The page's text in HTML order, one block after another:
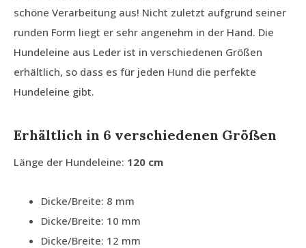
schöne Verarbeitung aus! Nicht zuletzt aufgrund seiner
runden Form liegt er sehr angenehm in der Hand. Die
Hundeleine aus Leder ist in verschiedenen Größen
erhältlich, so dass es für jeden Hund die perfekte
Hundeleine gibt.
Erhältlich in 6 verschiedenen Größen
Länge der Hundeleine: 120 cm
Dicke/Breite: 8 mm
Dicke/Breite: 10 mm
Dicke/Breite: 12 mm